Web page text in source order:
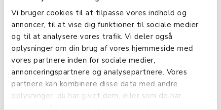
Vi bruger cookies til at tilpasse vores indhold og
annoncer, til at vise dig funktioner til sociale medier
og til at analysere vores trafik. Vi deler også
oplysninger om din brug af vores hjemmeside med
vores partnere inden for sociale medier,
annonceringspartnere og analysepartnere. Vores
partnere kan kombinere disse data med andre
oplysninger, du har givet dem, eller som de har
Shopify
Webshop
Shopbox kan synkronisere hver av dine
lokasjoner i Shopify opp mot avdelinger hos
oss. Synkronisering av lager.